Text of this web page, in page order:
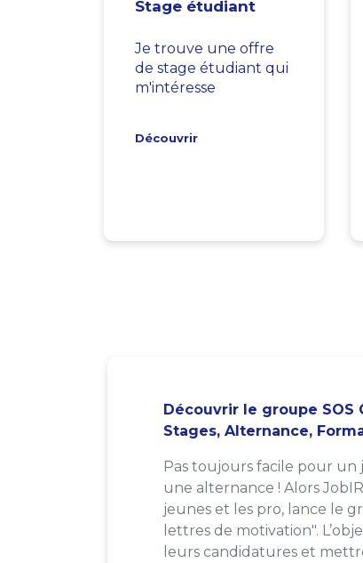
Stage étudiant
Je trouve une offre
de stage étudiant qui
m'intéresse
Découvrir
Découvrir le groupe
Stages, Alternance,
Pas toujours facile pour
une alternance ! Alors
jeunes et les pro, lance le
lettres de motivation".
leurs candidatures et